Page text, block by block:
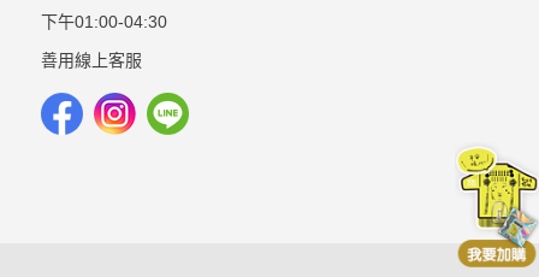
下午01:00-04:30
善用線上客服